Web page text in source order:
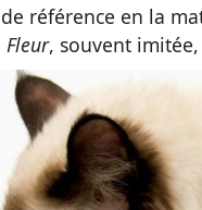
référence en la
Fleur, souvent